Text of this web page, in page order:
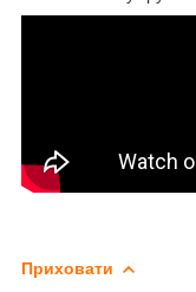
Приховати